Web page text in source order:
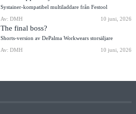
Systainer-kompatibel multiladdare från Festool
Av: DMH
10 juni, 2026
The final boss?
Shorts-version av DePalma Workwears storsäljare
Av: DMH
10 juni, 2026